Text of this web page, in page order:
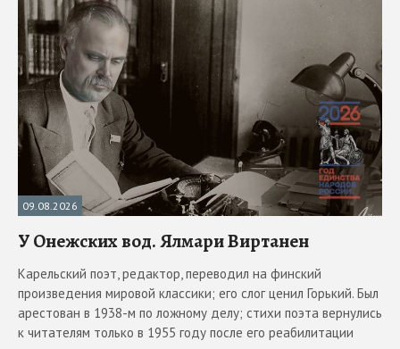
09.08.2026
У Онежских вод. Ялмари Виртанен
Карельский поэт, редактор, переводил на финский
произведения мировой классики; его слог ценил Горький. Был
арестован в 1938-м по ложному делу; стихи поэта вернулись
к читателям только в 1955 году после его реабилитации